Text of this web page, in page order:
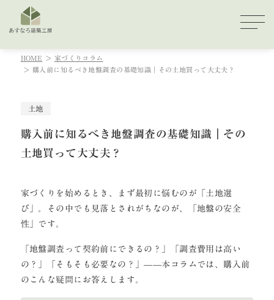
HOME
家づくりコラム
購入前に知るべき地盤調査の基礎知識｜その土地買って大丈夫？
土地
購入前に知るべき地盤調査の基礎知識｜その
土地買って大丈夫？
家づくりを始めるとき、まず最初に悩むのが「土地選
び」。その中でも見落とされがちなのが、「地盤の安全
性」です。
「地盤調査って契約前にできるの？」「調査費用は高い
の？」「そもそも必要なの？」——本コラムでは、購入前
のこんな疑問にお答えします。